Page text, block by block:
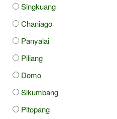
Singkuang
Chaniago
Panyalai
Piliang
Domo
Sikumbang
Pitopang